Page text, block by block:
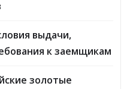
выдачи,
к заемщикам
золотые